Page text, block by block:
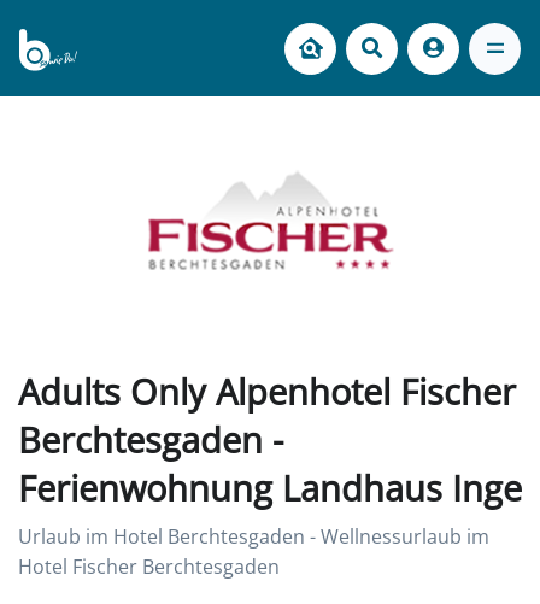
Adults Only Alpenhotel Fischer
Berchtesgaden -
Ferienwohnung Landhaus Inge
Urlaub im Hotel Berchtesgaden - Wellnessurlaub im
Hotel Fischer Berchtesgaden